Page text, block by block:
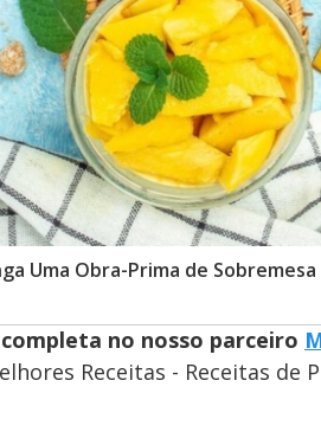
Uma Obra-Prima de
no nosso parceiro
Receitas - Receitas de